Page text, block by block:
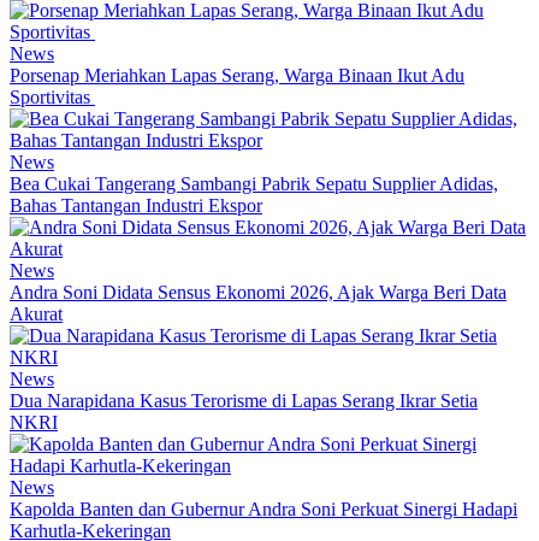
News
Porsenap Meriahkan Lapas Serang, Warga Binaan Ikut Adu
Sportivitas
News
Bea Cukai Tangerang Sambangi Pabrik Sepatu Supplier Adidas,
Bahas Tantangan Industri Ekspor
News
Andra Soni Didata Sensus Ekonomi 2026, Ajak Warga Beri Data
Akurat
News
Dua Narapidana Kasus Terorisme di Lapas Serang Ikrar Setia
NKRI
News
Kapolda Banten dan Gubernur Andra Soni Perkuat Sinergi Hadapi
Karhutla-Kekeringan